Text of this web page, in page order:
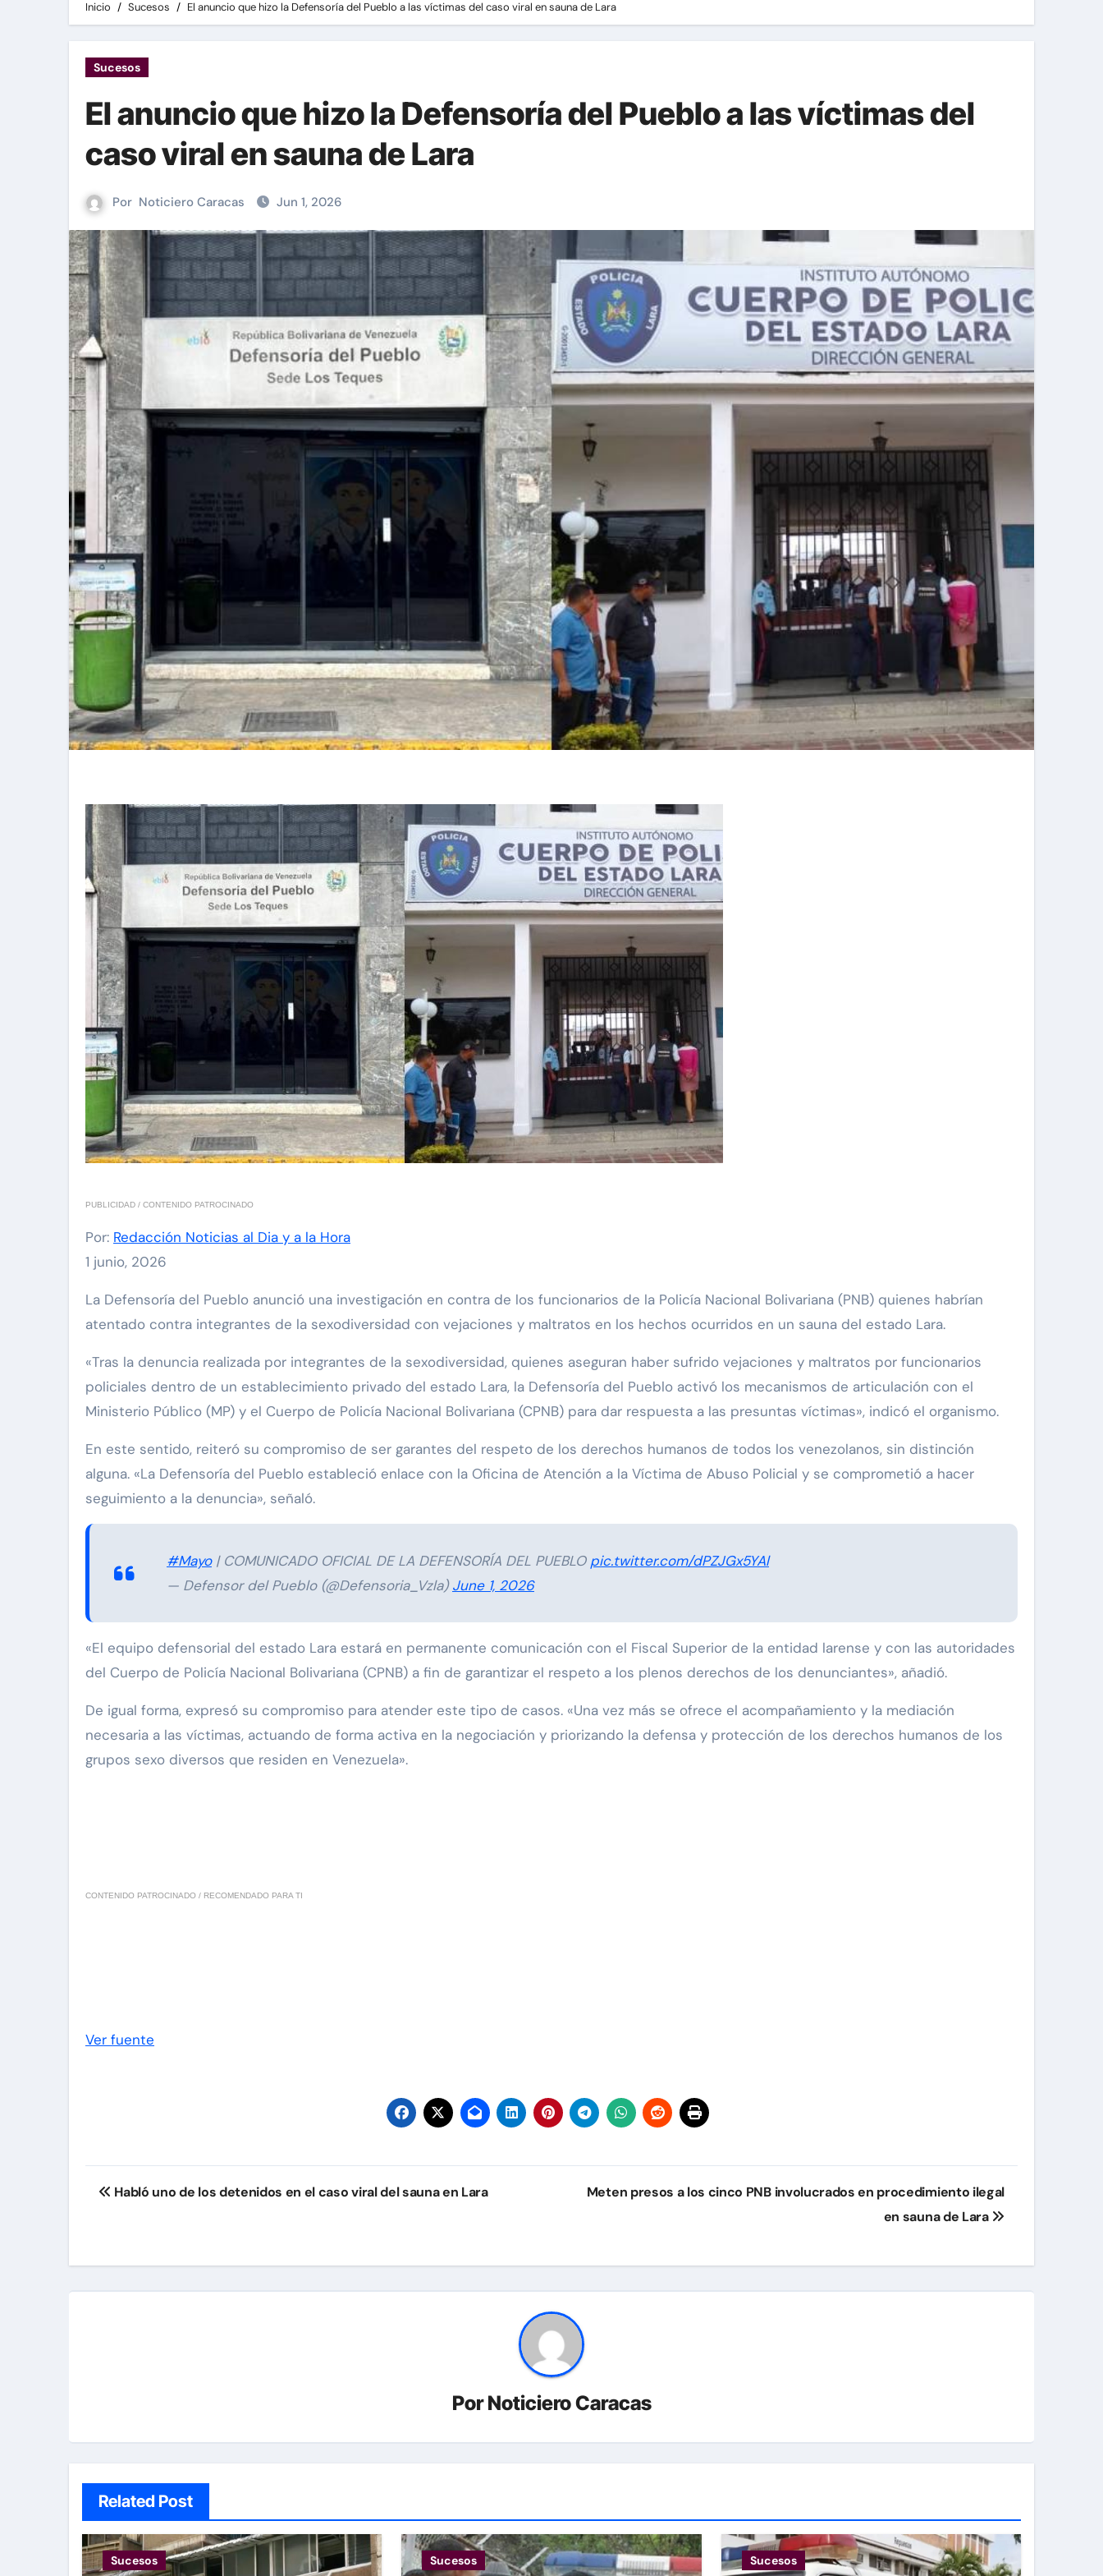
Inicio Sucesos El anuncio que hizo la Defensoría del Pueblo a las víctimas del caso viral en sauna de Lara
Sucesos
El anuncio que hizo la Defensoría del Pueblo a las víctimas del
caso viral en sauna de Lara
Por Noticiero Caracas Jun 1, 2026
PUBLICIDAD / CONTENIDO PATROCINADO
Por: Redacción Noticias al Dia y a la Hora
1 junio, 2026
La Defensoría del Pueblo anunció una investigación en contra de los funcionarios de la Policía Nacional Bolivariana (PNB) quienes habrían
atentado contra integrantes de la sexodiversidad con vejaciones y maltratos en los hechos ocurridos en un sauna del estado Lara.
«Tras la denuncia realizada por integrantes de la sexodiversidad, quienes aseguran haber sufrido vejaciones y maltratos por funcionarios
policiales dentro de un establecimiento privado del estado Lara, la Defensoría del Pueblo activó los mecanismos de articulación con el
Ministerio Público (MP) y el Cuerpo de Policía Nacional Bolivariana (CPNB) para dar respuesta a las presuntas víctimas», indicó el organismo.
En este sentido, reiteró su compromiso de ser garantes del respeto de los derechos humanos de todos los venezolanos, sin distinción
alguna. «La Defensoría del Pueblo estableció enlace con la Oficina de Atención a la Víctima de Abuso Policial y se comprometió a hacer
seguimiento a la denuncia», señaló.
#Mayo| COMUNICADO OFICIAL DE LA DEFENSORÍA DEL PUEBLO pic.twitter.com/dPZJGx5YAl
— Defensor del Pueblo (@Defensoria_Vzla)June 1, 2026
«El equipo defensorial del estado Lara estará en permanente comunicación con el Fiscal Superior de la entidad larense y con las autoridades
del Cuerpo de Policía Nacional Bolivariana (CPNB) a fin de garantizar el respeto a los plenos derechos de los denunciantes», añadió.
De igual forma, expresó su compromiso para atender este tipo de casos. «Una vez más se ofrece el acompañamiento y la mediación
necesaria a las víctimas, actuando de forma activa en la negociación y priorizando la defensa y protección de los derechos humanos de los
grupos sexo diversos que residen en Venezuela».
CONTENIDO PATROCINADO / RECOMENDADO PARA TI
Ver fuente
Navegación
Habló uno de los detenidos en el caso viral del sauna en Lara
Meten presos a los cinco PNB involucrados en procedimiento ilegal
en sauna de Lara
PorNoticiero Caracas
Related Post
Sucesos Sucesos Sucesos